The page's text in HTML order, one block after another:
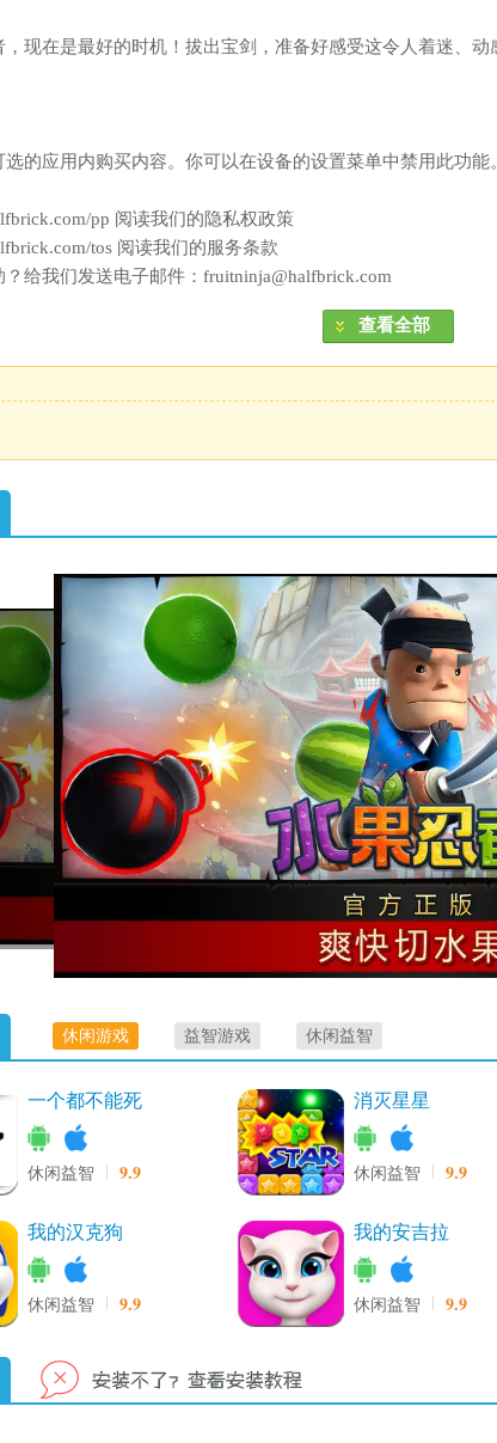
现在是最好的时机！拔出宝剑，准备好感受这令人着迷、动
的应用内购买内容。你可以在设备的设置菜单中禁用此功能。
pp 阅读我们的隐私权政策
tos 阅读我们的服务条款
？给我们发送电子邮件：fruitninja@halfbrick.com
查看全部
休闲游戏 益智游戏 休闲益智
一个都不能死
休闲益智 9.9
消灭星星
休闲益智 9.9
我的汉克狗
休闲益智 9.9
我的安吉拉
休闲益智 9.9